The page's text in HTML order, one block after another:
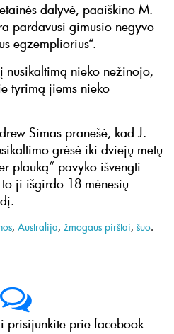
dalyvė, paaiškino M.
pardavusi gimusio negyvo
egzempliorius“.
nieko nežinojo,
tyrimą jiems nieko
Simas pranešė, kad J.
grėsė iki dviejų metų
plauką“ pavyko išvengti
ji išgirdo 18 mėnesių
, Australija, žmogaus pirštai, šuo.
prisijunkite prie facebook